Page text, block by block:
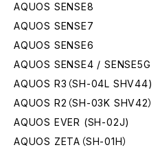
AQUOS SENSE8
AQUOS SENSE7
AQUOS SENSE6
AQUOS SENSE4 / SENSE5G
AQUOS R3（SH-04L SHV44)
AQUOS R2（SH-03K SHV42）
AQUOS EVER (SH-02J)
AQUOS ZETA（SH-01H）